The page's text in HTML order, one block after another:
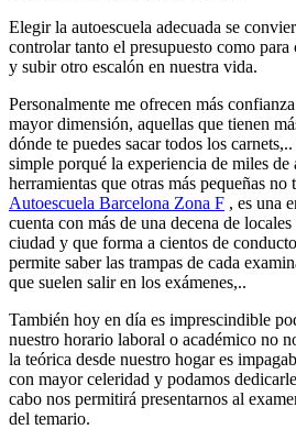
Elegir la autoescuela adecuada se
controlar tanto el presupuesto como para
y subir otro escalón en nuestra vida.
Personalmente me ofrecen más
mayor dimensión, aquellas que tienen
dónde te puedes sacar todos los
simple porqué la experiencia de miles de
herramientas que otras más pequeñas
Autoescuela Barcelona Zona F , es una
cuenta con más de una decena de
ciudad y que forma a cientos de
permite saber las trampas de cada
que suelen salir en los exámenes,..
También hoy en día es imprescindible
nuestro horario laboral o académico no
la teórica desde nuestro hogar es
con mayor celeridad y podamos
cabo nos permitirá presentarnos al
del temario.